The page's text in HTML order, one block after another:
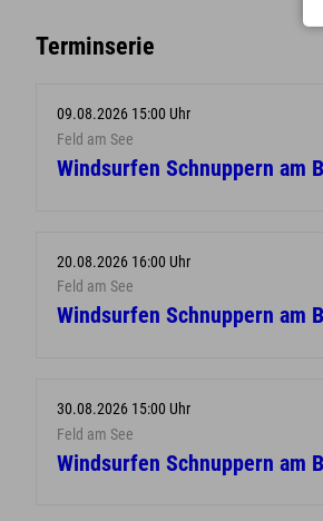
Terminserie
09.08.2026 15:00 Uhr
Feld am See
Windsurfen Schnuppern am
20.08.2026 16:00 Uhr
Feld am See
Windsurfen Schnuppern am
30.08.2026 15:00 Uhr
Feld am See
Windsurfen Schnuppern am